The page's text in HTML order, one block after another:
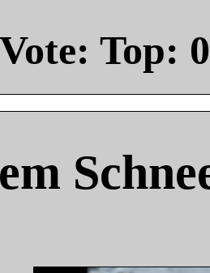
Vote: Top: 0